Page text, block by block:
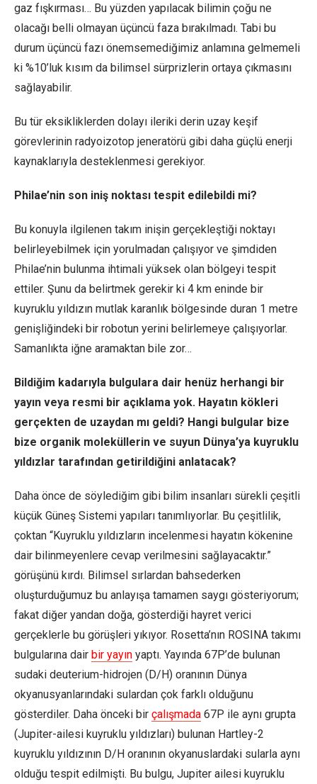
gaz fışkırması… Bu yüzden yapılacak bilimin çoğu ne
olacağı belli olmayan üçüncü faza bırakılmadı. Tabi bu
durum üçüncü fazı önemsemediğimiz anlamına gelmemeli
ki %10’luk kısım da bilimsel sürprizlerin ortaya çıkmasını
sağlayabilir.
Bu tür eksikliklerden dolayı ileriki derin uzay keşif
görevlerinin radyoizotop jeneratörü gibi daha güçlü enerji
kaynaklarıyla desteklenmesi gerekiyor.
Philae’nin son iniş noktası tespit edilebildi mi?
Bu konuyla ilgilenen takım inişin gerçekleştiği noktayı
belirleyebilmek için yorulmadan çalışıyor ve şimdiden
Philae’nin bulunma ihtimali yüksek olan bölgeyi tespit
ettiler. Şunu da belirtmek gerekir ki 4 km eninde bir
kuyruklu yıldızın mutlak karanlık bölgesinde duran 1 metre
genişliğindeki bir robotun yerini belirlemeye çalışıyorlar.
Samanlıkta iğne aramaktan bile zor…
Bildiğim kadarıyla bulgulara dair henüz herhangi bir
yayın veya resmi bir açıklama yok. Hayatın kökleri
gerçekten de uzaydan mı geldi? Hangi bulgular bize
bize organik moleküllerin ve suyun Dünya’ya kuyruklu
yıldızlar tarafından getirildiğini anlatacak?
Daha önce de söylediğim gibi bilim insanları sürekli çeşitli
küçük Güneş Sistemi yapıları tanımlıyorlar. Bu çeşitlilik,
çoktan “Kuyruklu yıldızların incelenmesi hayatın kökenine
dair bilinmeyenlere cevap verilmesini sağlayacaktır.”
görüşünü kırdı. Bilimsel sırlardan bahsederken
oluşturduğumuz bu anlayışa tamamen saygı gösteriyorum;
fakat diğer yandan doğa, gösterdiği hayret verici
gerçeklerle bu görüşleri yıkıyor. Rosetta’nın ROSINA takımı
bulgularına dair bir yayın yaptı. Yayında 67P’de bulunan
sudaki deuterium-hidrojen (D/H) oranının Dünya
okyanusyanlarındaki sulardan çok farklı olduğunu
gösterdiler. Daha önceki bir çalışmada 67P ile aynı grupta
(Jupiter-ailesi kuyruklu yıldızları) bulunan Hartley-2
kuyruklu yıldızının D/H oranının okyanuslardaki sularla aynı
olduğu tespit edilmişti. Bu bulgu, Jupiter ailesi kuyruklu